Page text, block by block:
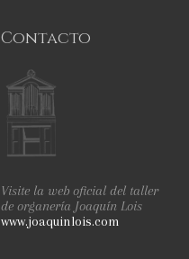
Contacto
Visite la web oficial del taller
de organería Joaquín Lois
www.joaquinlois.com